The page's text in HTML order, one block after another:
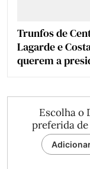
Trunfos de
Lagarde e
querem a
Escolha o
preferida